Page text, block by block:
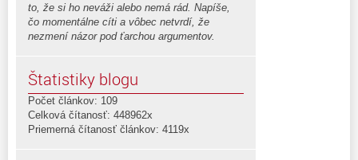
to, že si ho neváži alebo nemá rád. Napíše,
čo momentálne cíti a vôbec netvrdí, že
nezmení názor pod ťarchou argumentov.
Štatistiky blogu
Počet článkov: 109
Celková čítanosť: 448962x
Priemerná čítanosť článkov: 4119x